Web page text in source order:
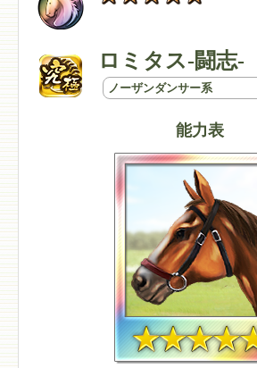
ロミタス-闘志-
ノーザンダンサー系
能力表